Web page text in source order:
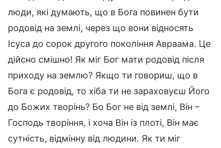
люди, які думають, що в Бога повинен бути
родовід на землі, через що вони відносять
Ісуса до сорок другого покоління Авраама. Це
дійсно смішно! Як міг Бог мати родовід після
приходу на землю? Якщо ти говориш, що в
Бога є родовід, то хіба ти не зараховуєш Його
до Божих творінь? Бо Бог не від землі, Він –
Господь творіння, і хоча Він із плоті, Він має
сутність, відмінну від людини. Як ти міг